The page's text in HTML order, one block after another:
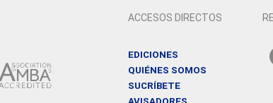
ACCESOS DIRECTOS
EDICIONES
QUIÉNES SOMOS
SUCRÍBETE